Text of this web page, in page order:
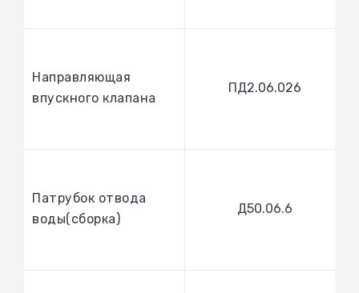
Направляющая
впускного клапана
ПД2.06.026
Патрубок отвода
воды(сборка)
Д50.06.6